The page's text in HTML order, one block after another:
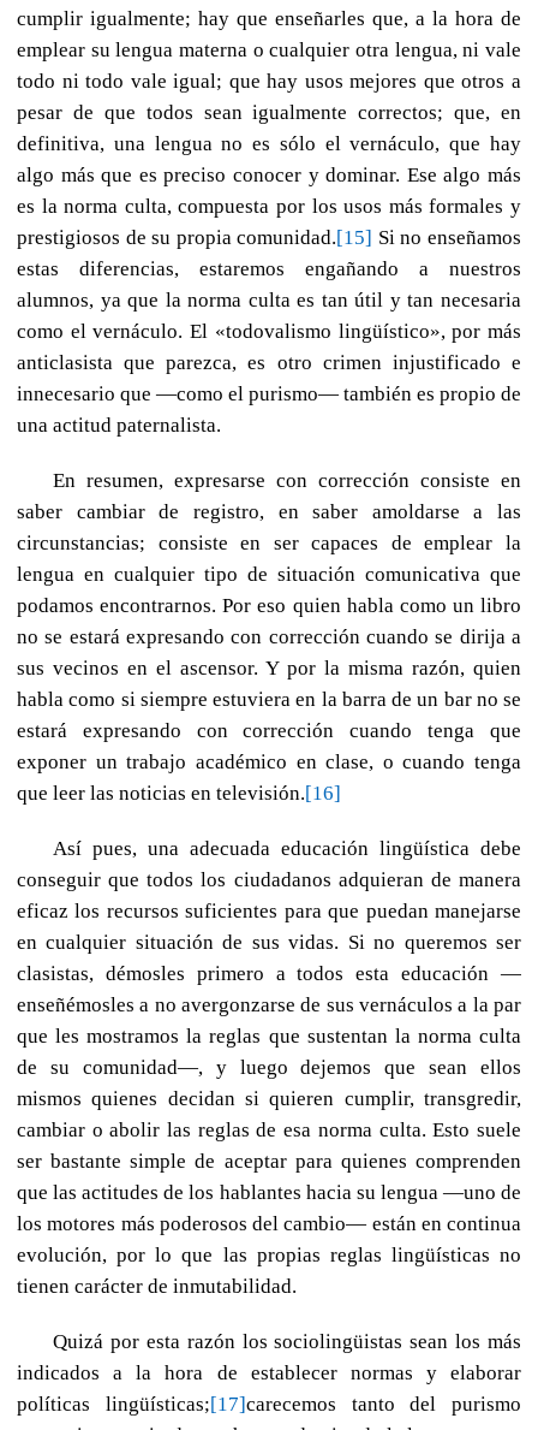
cumplir igualmente; hay que enseñarles que, a la hora de
emplear su lengua materna o cualquier otra lengua, ni vale
todo ni todo vale igual; que hay usos mejores que otros a
pesar de que todos sean igualmente correctos; que, en
definitiva, una lengua no es sólo el vernáculo, que hay
algo más que es preciso conocer y dominar. Ese algo más
es la norma culta, compuesta por los usos más formales y
prestigiosos de su propia comunidad.[15] Si no enseñamos
estas diferencias, estaremos engañando a nuestros
alumnos, ya que la norma culta es tan útil y tan necesaria
como el vernáculo. El «todovalismo lingüístico», por más
anticlasista que parezca, es otro crimen injustificado e
innecesario que —como el purismo— también es propio de
una actitud paternalista.
En resumen, expresarse con corrección consiste en
saber cambiar de registro, en saber amoldarse a las
circunstancias; consiste en ser capaces de emplear la
lengua en cualquier tipo de situación comunicativa que
podamos encontrarnos. Por eso quien habla como un libro
no se estará expresando con corrección cuando se dirija a
sus vecinos en el ascensor. Y por la misma razón, quien
habla como si siempre estuviera en la barra de un bar no se
estará expresando con corrección cuando tenga que
exponer un trabajo académico en clase, o cuando tenga
que leer las noticias en televisión.[16]
Así pues, una adecuada educación lingüística debe
conseguir que todos los ciudadanos adquieran de manera
eficaz los recursos suficientes para que puedan manejarse
en cualquier situación de sus vidas. Si no queremos ser
clasistas, démosles primero a todos esta educación —
enseñémosles a no avergonzarse de sus vernáculos a la par
que les mostramos la reglas que sustentan la norma culta
de su comunidad—, y luego dejemos que sean ellos
mismos quienes decidan si quieren cumplir, transgredir,
cambiar o abolir las reglas de esa norma culta. Esto suele
ser bastante simple de aceptar para quienes comprenden
que las actitudes de los hablantes hacia su lengua —uno de
los motores más poderosos del cambio— están en continua
evolución, por lo que las propias reglas lingüísticas no
tienen carácter de inmutabilidad.
Quizá por esta razón los sociolingüistas sean los más
indicados a la hora de establecer normas y elaborar
políticas lingüísticas;[17]carecemos tanto del purismo